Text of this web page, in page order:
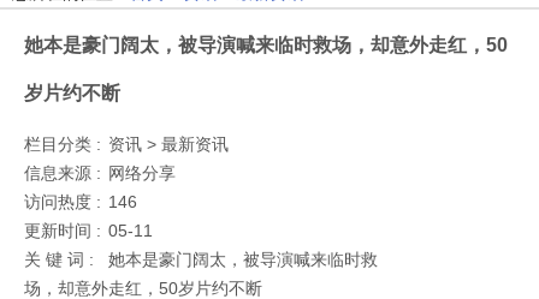
她本是豪门阔太，被导演喊来临时救场，却意外走红，50
岁片约不断
栏目分类 : 资讯 > 最新资讯
信息来源 : 网络分享
访问热度 : 146
更新时间 : 05-11
关 键 词 :
她本是豪门阔太，被导演喊来临时救
场，却意外走红，50岁片约不断